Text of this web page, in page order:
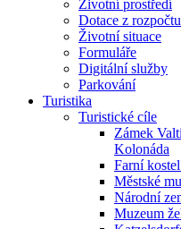
Životní prostředí
Dotace z
Životní situace
Formuláře
Digitální služby
Parkování
Turistika
Turistické cíle
Zámek
Kolonáda
Farní
Městské
Národní
Muzeum